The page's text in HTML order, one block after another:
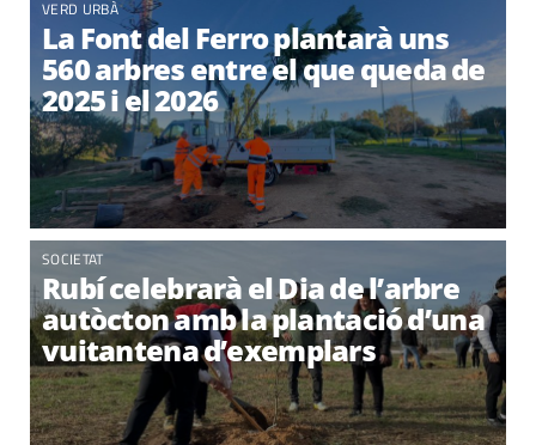
VERD URBÀ
La Font del Ferro plantarà uns
560 arbres entre el que queda de
2025 i el 2026
SOCIETAT
Rubí celebrarà el Dia de l’arbre
autòcton amb la plantació d’una
vuitantena d’exemplars